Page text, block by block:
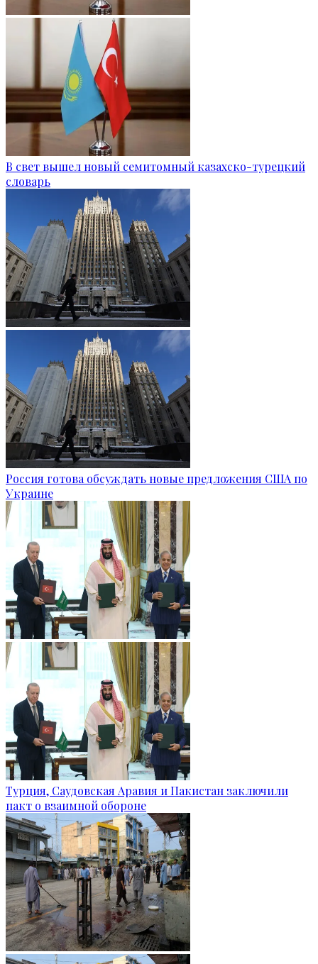
В свет вышел новый семитомный казахско-турецкий
словарь
Россия готова обсуждать новые предложения США по
Украине
Турция, Саудовская Аравия и Пакистан заключили
пакт о взаимной обороне